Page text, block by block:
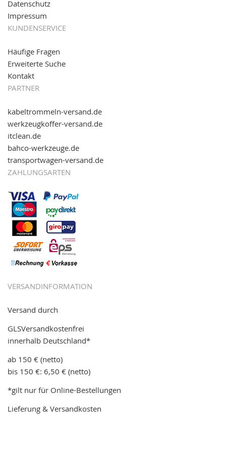
Datenschutz
Impressum
KUNDENSERVICE
Häufige Fragen
Erweiterte Suche
Kontakt
PARTNER
kabeltrommeln-versand.de
werkzeugkoffer-versand.de
itclean.de
bahco-werkzeuge.de
transportwagen-versand.de
ZAHLUNGSARTEN
VERSANDINFORMATION
Versand durch
GLSVersandkostenfrei
innerhalb Deutschland*
ab 150 € (netto)
bis 150 €: 6,50 € (netto)
*gilt nur für Online-Bestellungen
Lieferung & Versandkosten